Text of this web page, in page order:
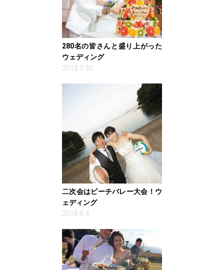
280名の皆さんと盛り上がった
ウェディング
2018.9.30
二次会はビーチバレー大会！ウ
ェディング
2018.8.4